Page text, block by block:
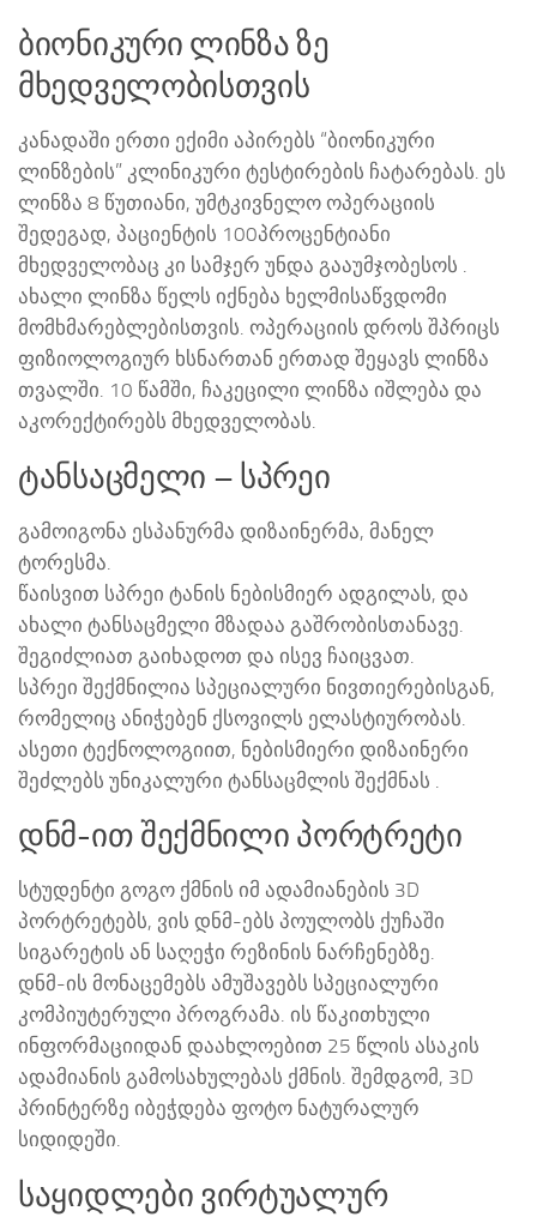
ბიონიკური ლინზა ზე
მხედველობისთვის
კანადაში ერთი ექიმი აპირებს “ბიონიკური
ლინზების” კლინიკური ტესტირების ჩატარებას. ეს
ლინზა 8 წუთიანი, უმტკივნელო ოპერაციის
შედეგად, პაციენტის 100პროცენტიანი
მხედველობაც კი სამჯერ უნდა გააუმჯობესოს .
ახალი ლინზა წელს იქნება ხელმისაწვდომი
მომხმარებლებისთვის. ოპერაციის დროს შპრიცს
ფიზიოლოგიურ ხსნართან ერთად შეყავს ლინზა
თვალში. 10 წამში, ჩაკეცილი ლინზა იშლება და
აკორექტირებს მხედველობას.
ტანსაცმელი – სპრეი
გამოიგონა ესპანურმა დიზაინერმა, მანელ
ტორესმა.
წაისვით სპრეი ტანის ნებისმიერ ადგილას, და
ახალი ტანსაცმელი მზადაა გაშრობისთანავე.
შეგიძლიათ გაიხადოთ და ისევ ჩაიცვათ.
სპრეი შექმნილია სპეციალური ნივთიერებისგან,
რომელიც ანიჭებენ ქსოვილს ელასტიურობას.
ასეთი ტექნოლოგიით, ნებისმიერი დიზაინერი
შეძლებს უნიკალური ტანსაცმლის შექმნას .
დნმ-ით შექმნილი პორტრეტი
სტუდენტი გოგო ქმნის იმ ადამიანების 3D
პორტრეტებს, ვის დნმ-ებს პოულობს ქუჩაში
სიგარეტის ან საღეჭი რეზინის ნარჩენებზე.
დნმ-ის მონაცემებს ამუშავებს სპეციალური
კომპიუტერული პროგრამა. ის წაკითხული
ინფორმაციიდან დაახლოებით 25 წლის ასაკის
ადამიანის გამოსახულებას ქმნის. შემდგომ, 3D
პრინტერზე იბეჭდება ფოტო ნატურალურ
სიდიდეში.
საყიდლები ვირტუალურ